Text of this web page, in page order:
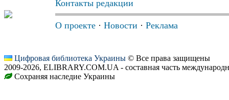
Контакты редакции
О проекте · Новости · Реклама
Цифровая библиотека Украины © Все права защищены
2009-2026, ELIBRARY.COM.UA - составная часть
Сохраняя наследие Украины